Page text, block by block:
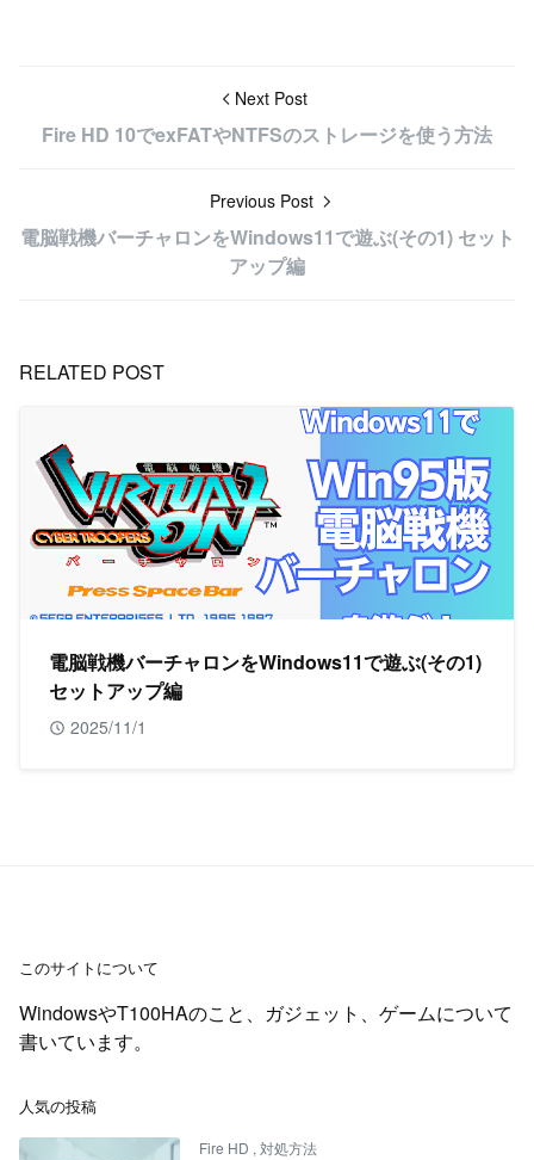
Next Post
Fire HD 10でexFATやNTFSのストレージを使う方法
Previous Post
電脳戦機バーチャロンをWindows11で遊ぶ(その1) セット
アップ編
RELATED POST
電脳戦機バーチャロンをWindows11で遊ぶ(その1)
セットアップ編
2025/11/1
このサイトについて
WindowsやT100HAのこと、ガジェット、ゲームについて
書いています。
人気の投稿
Fire HD , 対処方法